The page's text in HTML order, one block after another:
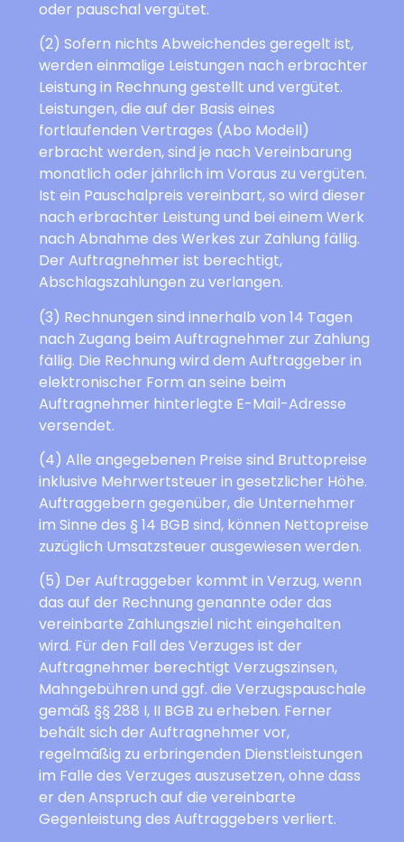
oder pauschal vergütet.
(2) Sofern nichts Abweichendes geregelt ist,
werden einmalige Leistungen nach erbrachter
Leistung in Rechnung gestellt und vergütet.
Leistungen, die auf der Basis eines
fortlaufenden Vertrages (Abo Modell)
erbracht werden, sind je nach Vereinbarung
monatlich oder jährlich im Voraus zu vergüten.
Ist ein Pauschalpreis vereinbart, so wird dieser
nach erbrachter Leistung und bei einem Werk
nach Abnahme des Werkes zur Zahlung fällig.
Der Auftragnehmer ist berechtigt,
Abschlagszahlungen zu verlangen.
(3) Rechnungen sind innerhalb von 14 Tagen
nach Zugang beim Auftragnehmer zur Zahlung
fällig. Die Rechnung wird dem Auftraggeber in
elektronischer Form an seine beim
Auftragnehmer hinterlegte E-Mail-Adresse
versendet.
(4) Alle angegebenen Preise sind Bruttopreise
inklusive Mehrwertsteuer in gesetzlicher Höhe.
Auftraggebern gegenüber, die Unternehmer
im Sinne des § 14 BGB sind, können Nettopreise
zuzüglich Umsatzsteuer ausgewiesen werden.
(5) Der Auftraggeber kommt in Verzug, wenn
das auf der Rechnung genannte oder das
vereinbarte Zahlungsziel nicht eingehalten
wird. Für den Fall des Verzuges ist der
Auftragnehmer berechtigt Verzugszinsen,
Mahngebühren und ggf. die Verzugspauschale
gemäß §§ 288 I, II BGB zu erheben. Ferner
behält sich der Auftragnehmer vor,
regelmäßig zu erbringenden Dienstleistungen
im Falle des Verzuges auszusetzen, ohne dass
er den Anspruch auf die vereinbarte
Gegenleistung des Auftraggebers verliert.